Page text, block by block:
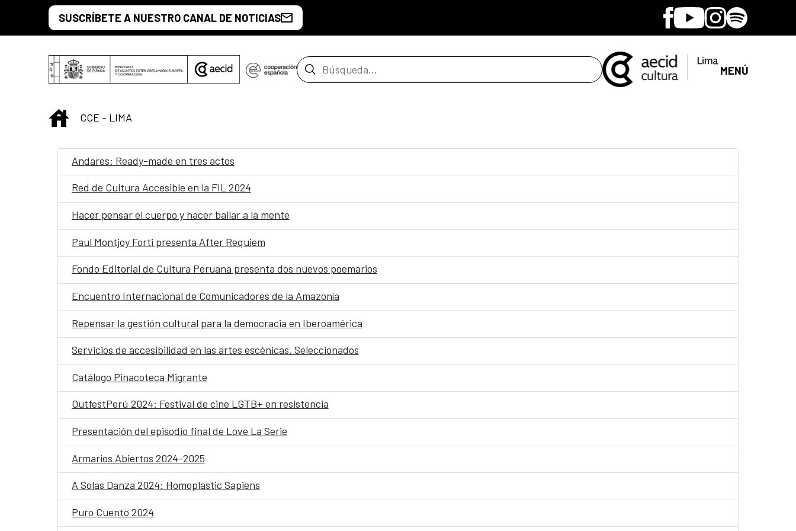
Saltar al contenido principal
SUSCRÍBETE A NUESTRO CANAL DE NOTICIAS Facebook
YoutubeInstagram
Spotify
Barra de búsqueda MENÚ
INICIO
CCE - LIMA
Andares: Ready-made en tres actos
Red de Cultura Accesible en la FIL 2024
Hacer pensar el cuerpo y hacer bailar a la mente
Paul Montjoy Forti presenta After Requiem
Fondo Editorial de Cultura Peruana presenta dos nuevos poemarios
Encuentro Internacional de Comunicadores de la Amazonía
Repensar la gestión cultural para la democracia en Iberoamérica
Servicios de accesibilidad en las artes escénicas. Seleccionados
Catálogo Pinacoteca Migrante
OutfestPerú 2024: Festival de cine LGTB+ en resistencia
Presentación del episodio final de Love La Serie
Armarios Abiertos 2024-2025
A Solas Danza 2024: Homoplastic Sapiens
Puro Cuento 2024